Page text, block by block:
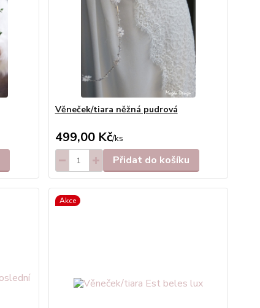
Věneček/tiara něžná pudrová
499,00 Kč/ks
Přidat do košíku
Akce